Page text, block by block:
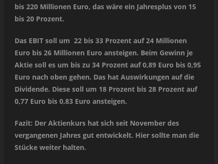
bis 220 Millionen Euro, das wäre ein Jahresplus von 15
bis 20 Prozent.
Das EBIT soll um 22 bis 33 Prozent auf 24 Millionen
Euro bis 26 Millionen Euro ansteigen. Beim Gewinn je
Aktie soll es um bis zu 34 Prozent auf 0,89 Euro bis 0,95
Euro nach oben gehen. Das hat Auswirkungen auf die
Dividende. Diese soll um 18 Prozent bis 28 Prozent auf
0,77 Euro bis 0,83 Euro ansteigen.
Fazit: Der Aktienkurs hat sich seit November des
vergangenen Jahres gut entwickelt. Hier sollte man die
Stücke weiter halten.